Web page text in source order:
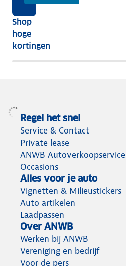
Shop
hoge
kortingen
Regel het snel
Service & Contact
Private lease
ANWB Autoverkoopservice
Occasions
Alles voor je auto
Vignetten & Milieustickers
Auto artikelen
Laadpassen
Over ANWB
Werken bij ANWB
Vereniging en bedrijf
Voor de pers